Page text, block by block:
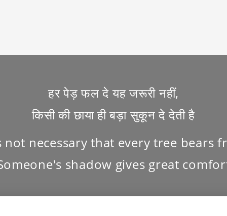
हर पेड़ फल दे यह जरूरी नहीं,
किसी की छाया ही बड़ा सुकून दे देती है
not necessary that every tree bears
shadow gives great